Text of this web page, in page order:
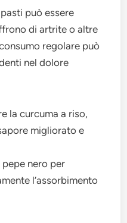
può essere
di artrite o altre
regolare può
nel dolore
la curcuma a riso,
migliorato e
nero per
l’assorbimento